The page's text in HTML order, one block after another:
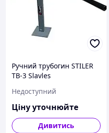
Ручний трубогин STILER
TB-3 Slavles
Недоступний
Ціну уточнюйте
Дивитись